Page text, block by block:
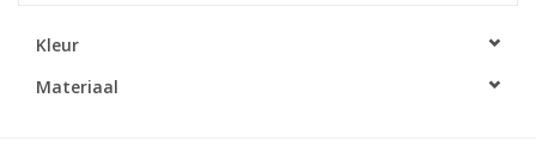
Huisparfums
Kleur
Materiaal